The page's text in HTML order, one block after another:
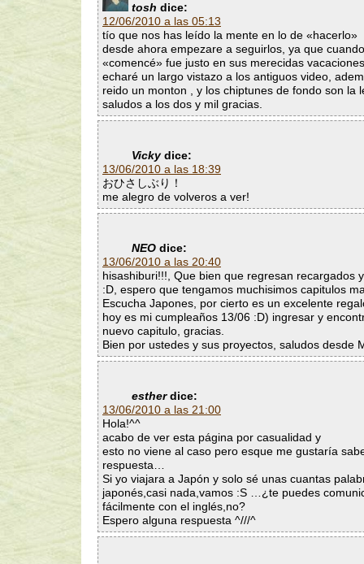
tosh dice:
12/06/2010 a las 05:13
tío que nos has leído la mente en lo de «hacerlo»
desde ahora empezare a seguirlos, ya que cuando
«comencé» fue justo en sus merecidas
echaré un largo vistazo a los antiguos video,
reido un monton , y los chiptunes de fondo son la
saludos a los dos y mil gracias.
Vicky dice:
13/06/2010 a las 18:39
おひさしぶり！
me alegro de volveros a ver!
NEO dice:
13/06/2010 a las 20:40
hisashiburi!!!, Que bien que regresan recargados
:D, espero que tengamos muchisimos capitulos
Escucha Japones, por cierto es un excelente
hoy es mi cumpleaños 13/06 :D) ingresar y
nuevo capitulo, gracias.
Bien por ustedes y sus proyectos, saludos desde
esther dice:
13/06/2010 a las 21:00
Hola!^^
acabo de ver esta página por casualidad y
esto no viene al caso pero esque me gustaría
respuesta…
Si yo viajara a Japón y solo sé unas cuantas
japonés,casi nada,vamos :S …¿te puedes
fácilmente con el inglés,no?
Espero alguna respuesta ^///^